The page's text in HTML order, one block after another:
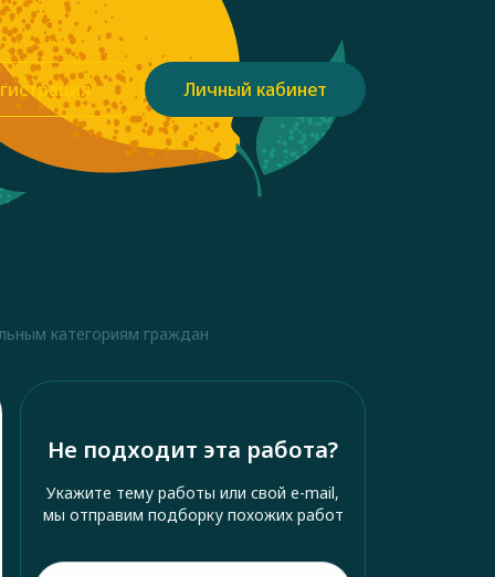
Личный кабинет
категориям граждан
Не подходит эта работа?
Укажите тему работы или свой e-mail,
мы отправим подборку похожих работ